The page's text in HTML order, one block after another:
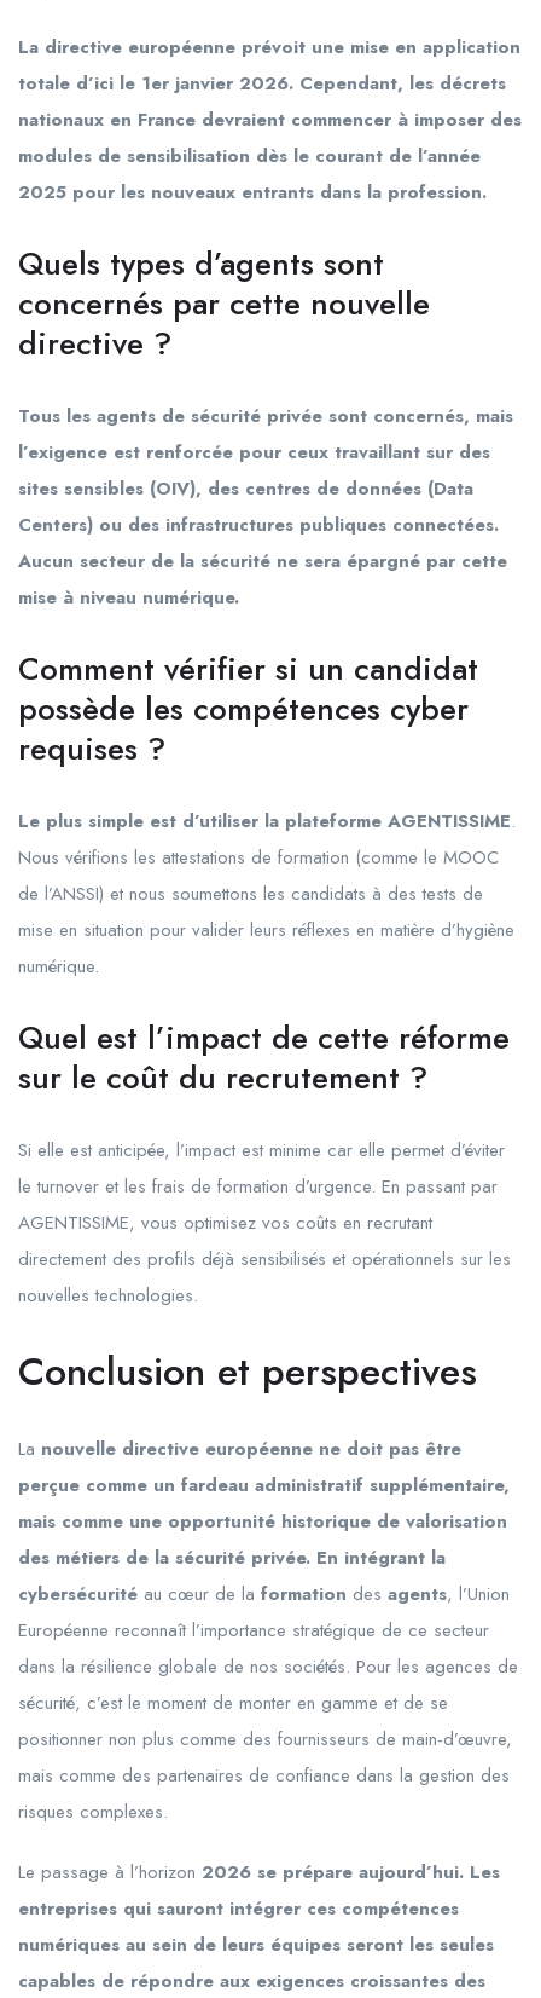
La directive européenne prévoit une mise en application
totale d’ici le 1er janvier 2026. Cependant, les décrets
nationaux en France devraient commencer à imposer des
modules de sensibilisation dès le courant de l’année
2025 pour les nouveaux entrants dans la profession.
Quels types d’agents sont
concernés par cette nouvelle
directive ?
Tous les agents de sécurité privée sont concernés, mais
l’exigence est renforcée pour ceux travaillant sur des
sites sensibles (OIV), des centres de données (Data
Centers) ou des infrastructures publiques connectées.
Aucun secteur de la sécurité ne sera épargné par cette
mise à niveau numérique.
Comment vérifier si un candidat
possède les compétences cyber
requises ?
Le plus simple est d’utiliser la plateforme AGENTISSIME.
Nous vérifions les attestations de formation (comme le MOOC
de l’ANSSI) et nous soumettons les candidats à des tests de
mise en situation pour valider leurs réflexes en matière d’hygiène
numérique.
Quel est l’impact de cette réforme
sur le coût du recrutement ?
Si elle est anticipée, l’impact est minime car elle permet d’éviter
le turnover et les frais de formation d’urgence. En passant par
AGENTISSIME, vous optimisez vos coûts en recrutant
directement des profils déjà sensibilisés et opérationnels sur les
nouvelles technologies.
Conclusion et perspectives
La nouvelle directive européenne ne doit pas être
perçue comme un fardeau administratif supplémentaire,
mais comme une opportunité historique de valorisation
des métiers de la sécurité privée. En intégrant la
cybersécurité au cœur de la formation des agents, l’Union
Européenne reconnaît l’importance stratégique de ce secteur
dans la résilience globale de nos sociétés. Pour les agences de
sécurité, c’est le moment de monter en gamme et de se
positionner non plus comme des fournisseurs de main-d’œuvre,
mais comme des partenaires de confiance dans la gestion des
risques complexes.
Le passage à l’horizon 2026 se prépare aujourd’hui. Les
entreprises qui sauront intégrer ces compétences
numériques au sein de leurs équipes seront les seules
capables de répondre aux exigences croissantes des